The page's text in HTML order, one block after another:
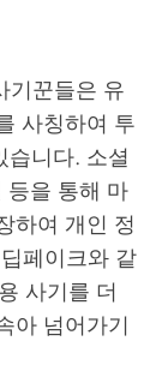
기꾼들은 유
사칭하여 투
습니다. 소셜
을 통해 마
하여 개인 정
페이크와 같
사기를 더
아 넘어가기